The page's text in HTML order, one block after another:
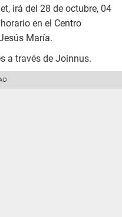
irá del 28 de octubre, 04
en el Centro
María.
a través de Joinnus.